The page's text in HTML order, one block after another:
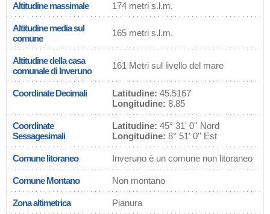
Altitudine massimale 174 metri s.l.m.
Altitudine media sul
comune
165 metri s.l.m.
Altitudine della casa
comunale di Inveruno
161 Metri sul livello del mare
Coordinate Decimali Latitudine: 45.5167
Longitudine: 8.85
Coordinate
Sessagesimali
Latitudine: 45° 31' 0'' Nord
Longitudine: 8° 51' 0'' Est
Comune litoraneo Inveruno è un comune non litoraneo
Comune Montano Non montano
Zona altimetrica Pianura